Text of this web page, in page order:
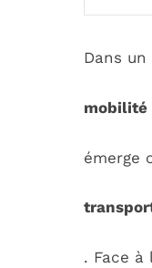
Dans
mobilité
émerge
. Face